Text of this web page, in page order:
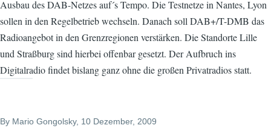
Ausbau des DAB-Netzes auf´s Tempo. Die Testnetze in Nantes, Lyon
sollen in den Regelbetrieb wechseln. Danach soll DAB+/T-DMB das
Radioangebot in den Grenzregionen verstärken. Die Standorte Lille
und Straßburg sind hierbei offenbar gesetzt. Der Aufbruch ins
Digitalradio findet bislang ganz ohne die großen Privatradios statt.
By Mario Gongolsky, 10 Dezember, 2009